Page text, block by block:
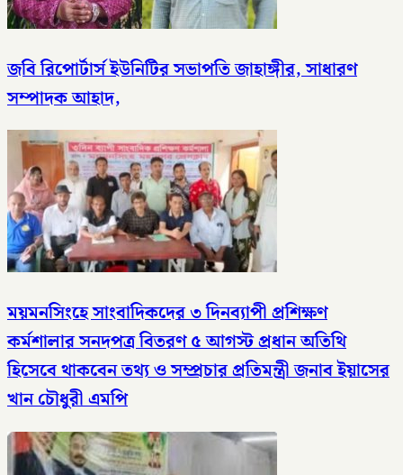
জবি রিপোর্টার্স ইউনিটির সভাপতি জাহাঙ্গীর, সাধারণ
সম্পাদক আহাদ,
ময়মনসিংহে সাংবাদিকদের ৩ দিনব্যাপী প্রশিক্ষণ
কর্মশালার সনদপত্র বিতরণ ৫ আগস্ট​ প্রধান অতিথি
হিসেবে থাকবেন তথ্য ও সম্প্রচার প্রতিমন্ত্রী জনাব ইয়াসের
খান চৌধুরী এমপি